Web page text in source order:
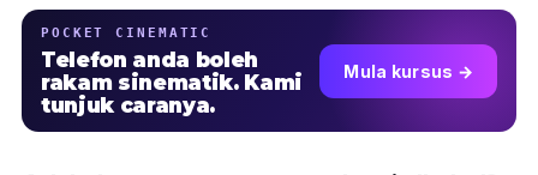
POCKET CINEMATIC
Telefon anda boleh
rakam sinematik. Kami
tunjuk caranya.
Mula kursus →